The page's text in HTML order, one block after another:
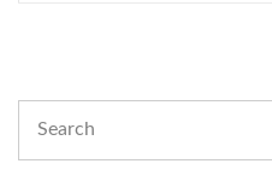
for: